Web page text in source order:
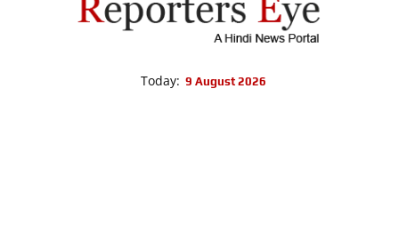
Today: 9 August 2026